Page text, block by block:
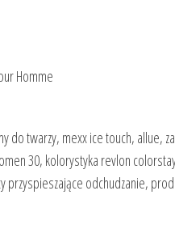
Homme
do twarzy, mexx ice touch,
30, kolorystyka revlon
odchudzanie,